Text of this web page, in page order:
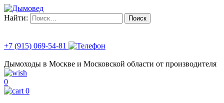
Найти:
+7 (915) 069-54-81
Дымоходы в Москве и Московской области от производителя
0
0